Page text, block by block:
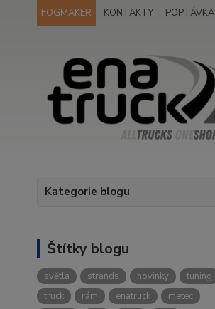
FOGMAKER KONTAKTY POPTÁVKA
Kategorie blogu
Štítky blogu
světla strands novinky
tuning
truck
rám enatruck
metec